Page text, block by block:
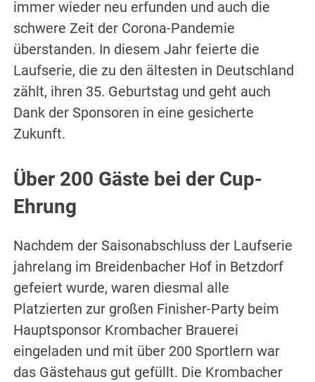
immer wieder neu erfunden und auch die
schwere Zeit der Corona-Pandemie
überstanden. In diesem Jahr feierte die
Laufserie, die zu den ältesten in Deutschland
zählt, ihren 35. Geburtstag und geht auch
Dank der Sponsoren in eine gesicherte
Zukunft.
Über 200 Gäste bei der Cup-
Ehrung
Nachdem der Saisonabschluss der Laufserie
jahrelang im Breidenbacher Hof in Betzdorf
gefeiert wurde, waren diesmal alle
Platzierten zur großen Finisher-Party beim
Hauptsponsor Krombacher Brauerei
eingeladen und mit über 200 Sportlern war
das Gästehaus gut gefüllt. Die Krombacher